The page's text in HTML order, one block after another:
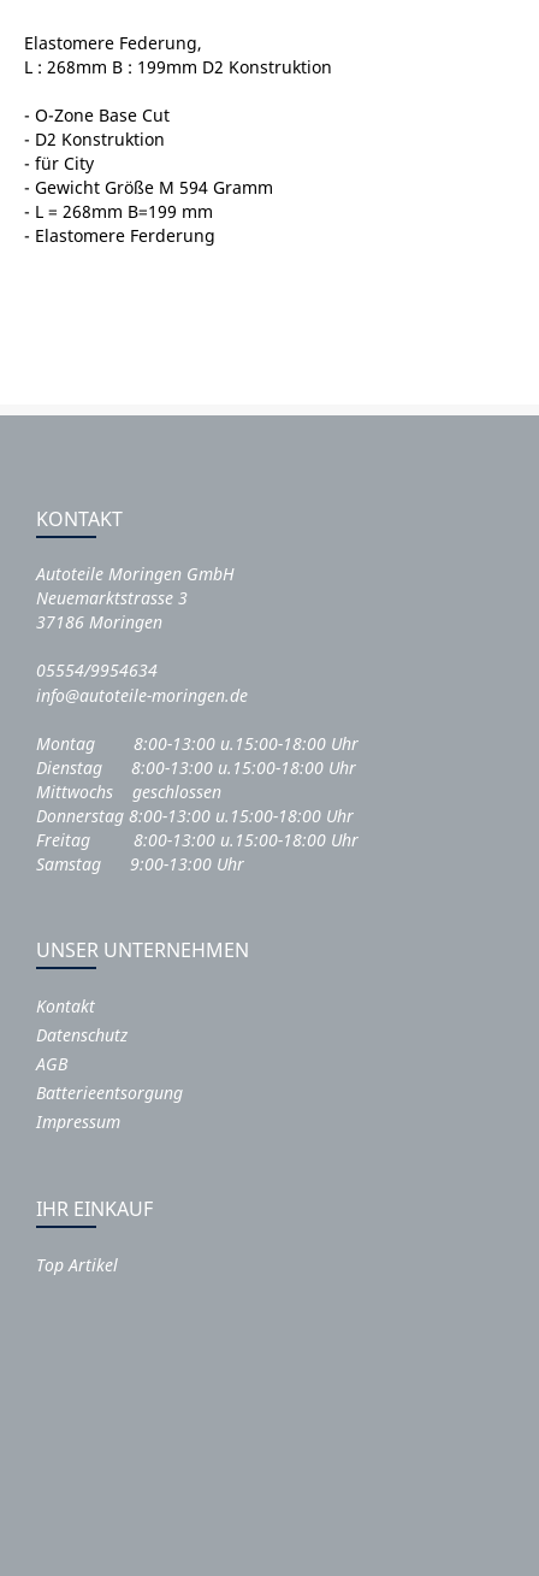
Elastomere Federung,
L : 268mm B : 199mm D2 Konstruktion
- O-Zone Base Cut
- D2 Konstruktion
- für City
- Gewicht Größe M 594 Gramm
- L = 268mm B=199 mm
- Elastomere Ferderung
KONTAKT
Autoteile Moringen GmbH
Neuemarktstrasse 3
37186 Moringen
05554/9954634
info@autoteile-moringen.de
Montag 8:00-13:00 u.15:00-18:00 Uhr
Dienstag 8:00-13:00 u.15:00-18:00 Uhr
Mittwochs geschlossen
Donnerstag 8:00-13:00 u.15:00-18:00 Uhr
Freitag 8:00-13:00 u.15:00-18:00 Uhr
Samstag 9:00-13:00 Uhr
UNSER UNTERNEHMEN
Kontakt
Datenschutz
AGB
Batterieentsorgung
Impressum
IHR EINKAUF
Top Artikel